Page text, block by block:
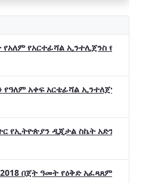
የአርተፊሻል ኢንተሊጀንስ የትብብር
የዓለም አቀፍ አርቴፊሻል ኢንተለጀንስ ትብብር
የኢትዮጵያን ዲጂታል ስኬት አድንቀዋል
በጀት ዓመት የዕቅድ አፈጻጸምና የቀጣይ